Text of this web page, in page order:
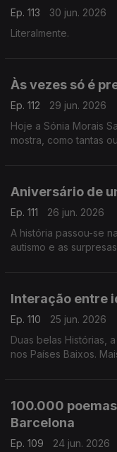
Ep. 113
30 jun. 2026
Literalmente.
Às vezes só é
Ep. 112
29 jun. 2026
Hoje a Sónia Morais
mostra, como tantas
Aniversário de
Ep. 111
26 jun. 2026
A história passou-se
autismo e as
Interação entre
Ep. 110
25 jun. 2026
Duas belas Histórias,
nos Países Baixos.
100.000
Barcelona
Ep. 109
24 jun. 2026